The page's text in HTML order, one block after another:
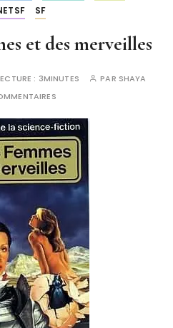
SF
et des merveilles
: 3MINUTES PAR SHAYA